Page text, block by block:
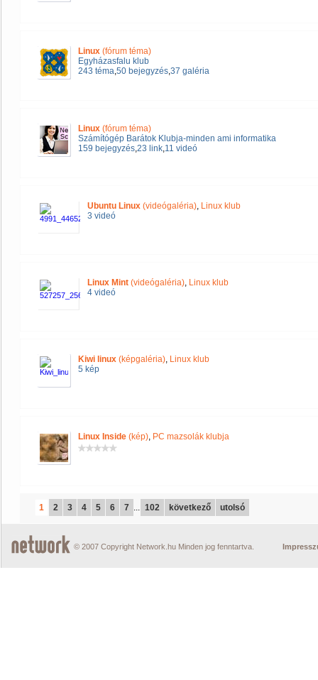
Linux (fórum téma)
Egyházasfalu klub
243 téma,50 bejegyzés,37 galéria
Linux (fórum téma)
Számítógép Barátok Klubja-minden ami informatika
159 bejegyzés,23 link,11 videó
Ubuntu Linux (videógaléria), Linux klub
3 videó
Linux Mint (videógaléria), Linux klub
4 videó
Kiwi linux (képgaléria), Linux klub
5 kép
Linux Inside (kép), PC mazsolák klubja
1 2 3 4 5 6 7 ... 102 következő utolsó
© 2007 Copyright Network.hu Minden jog fenntartva.